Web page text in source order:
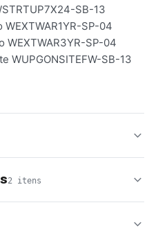
SB-13
SP-04
WEXTWAR3YR-SP-04
WUPGONSITEFW-SB-13
2 itens